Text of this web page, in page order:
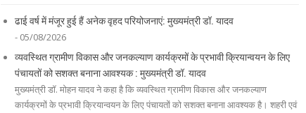
ढाई वर्ष में मंजूर हुई हैं अनेक वृहद परियोजनाएं: मुख्यमंत्री डॉ. यादव
- 05/08/2026
व्यवस्थित ग्रामीण विकास और जनकल्याण कार्यक्रमों के प्रभावी क्रियान्वयन के लिए
पंचायतों को सशक्त बनाना आवश्यक : मुख्यमंत्री डॉ. यादव
मुख्यमंत्री डॉ. मोहन यादव ने कहा है कि व्यवस्थित ग्रामीण विकास और जनकल्याण
कार्यक्रमों के प्रभावी क्रियान्वयन के लिए पंचायतों को सशक्त बनाना आवश्यक है। शहरी एवं